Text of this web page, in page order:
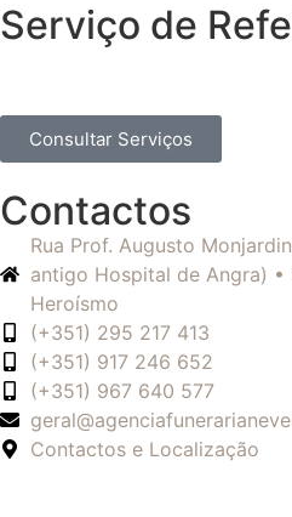
Serviço de
Consultar Serviços
Contactos
Rua Prof. Augusto
antigo Hospital de Angra)
Heroísmo
(+351) 295 217 413
(+351) 917 246 652
(+351) 967 640 577
Contactos e Localização